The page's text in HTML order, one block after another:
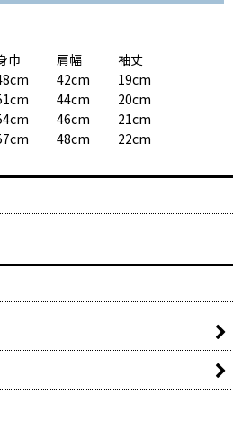
巾 肩幅
袖丈
42cm
19cm
44cm
20cm
46cm
21cm
48cm 22cm